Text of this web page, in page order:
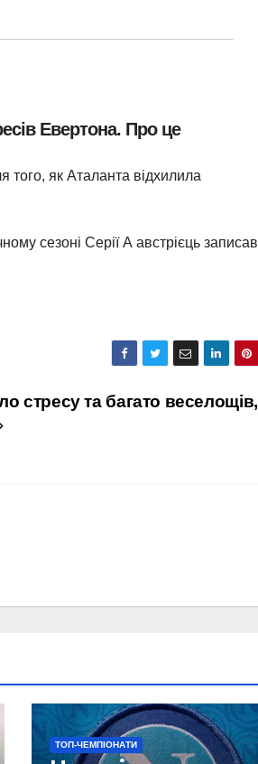
Евертона. Про це
того, як Аталанта відхилила
сезоні Серії А австрієць записав
стресу та багато веселощів,
ТОП-ЧЕМПІОНАТИ